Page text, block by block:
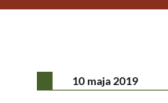
10 maja 2019